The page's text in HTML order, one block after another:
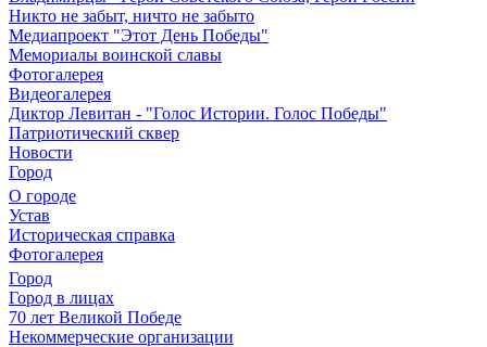
Никто не забыт, ничто не забыто
Медиапроект "Этот День Победы"
Мемориалы воинской славы
Фотогалерея
Видеогалерея
Диктор Левитан - "Голос Истории. Голос Победы"
Патриотический сквер
Новости
Город
О городе
Устав
Историческая справка
Фотогалерея
Город
Город в лицах
70 лет Великой Победе
Некоммерческие организации